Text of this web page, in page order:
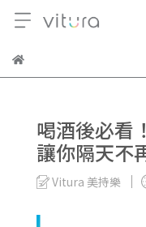
喝酒後必看
讓你隔天不
Vitura 美持樂